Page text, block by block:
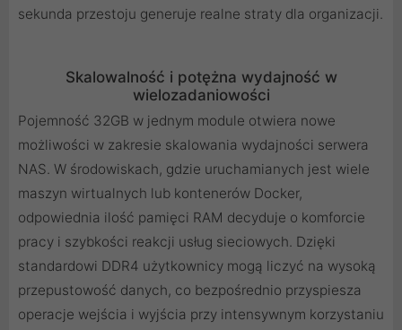
sekunda przestoju generuje realne straty dla organizacji.
Skalowalność i potężna wydajność w
wielozadaniowości
Pojemność 32GB w jednym module otwiera nowe
możliwości w zakresie skalowania wydajności serwera
NAS. W środowiskach, gdzie uruchamianych jest wiele
maszyn wirtualnych lub kontenerów Docker,
odpowiednia ilość pamięci RAM decyduje o komforcie
pracy i szybkości reakcji usług sieciowych. Dzięki
standardowi DDR4 użytkownicy mogą liczyć na wysoką
przepustowość danych, co bezpośrednio przyspiesza
operacje wejścia i wyjścia przy intensywnym korzystaniu